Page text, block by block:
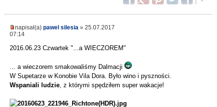
napisał(a) pawel silesia » 25.07.2017
07:14
2016.06.23 Czwartek "...a WIECZOREM"
... a wieczorem smakowaliśmy Dalmacji
W Supetarze w Konobie Vila Dora. Było wino i pyszności.
Wspaniali ludzie , z którymi spędziłem super wakacje!